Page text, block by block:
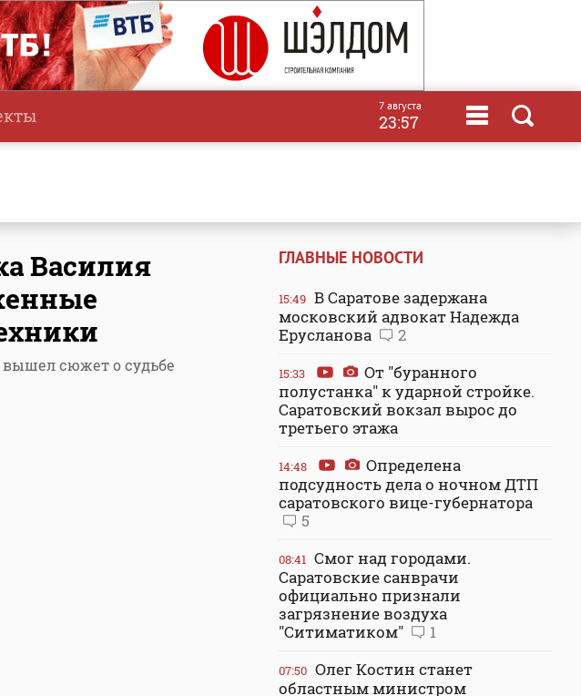
7 августа
23:57
Василия
вышел сюжет о судьбе
ГЛАВНЫЕ НОВОСТИ
15:49 В Саратове задержана
московский адвокат Надежда
Ерусланова
2
15:33
От "буранного
полустанка" к ударной стройке.
Саратовский вокзал вырос до
третьего этажа
14:48
Определена
подсудность дела о ночном ДТП
саратовского вице-губернатора
5
08:41 Смог над городами.
Саратовские санврачи
официально признали
загрязнение воздуха
"Ситиматиком"
1
07:50 Олег Костин станет
областным министром